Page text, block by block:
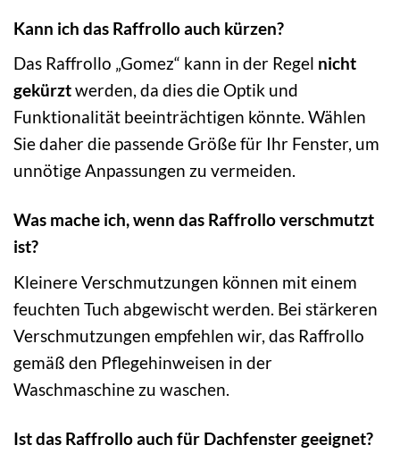
Kann ich das Raffrollo auch kürzen?
Das Raffrollo „Gomez“ kann in der Regel nicht
gekürztwerden, da dies die Optik und
Funktionalität beeinträchtigen könnte. Wählen
Sie daher die passende Größe für Ihr Fenster, um
unnötige Anpassungen zu vermeiden.
Was mache ich, wenn das Raffrollo verschmutzt
ist?
Kleinere Verschmutzungen können mit einem
feuchten Tuch abgewischt werden. Bei stärkeren
Verschmutzungen empfehlen wir, das Raffrollo
gemäß den Pflegehinweisen in der
Waschmaschine zu waschen.
Ist das Raffrollo auch für Dachfenster geeignet?